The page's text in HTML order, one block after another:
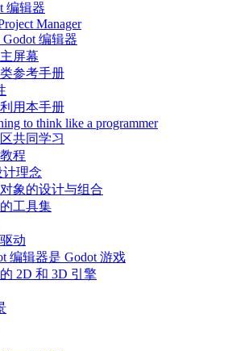
编辑器
Manager
编辑器
屏幕
参考手册
用本手册
to think like a programmer
共同学习
程
计理念
象的设计与组合
工具集
动
编辑器是 Godot 游戏
2D 和 3D 引擎